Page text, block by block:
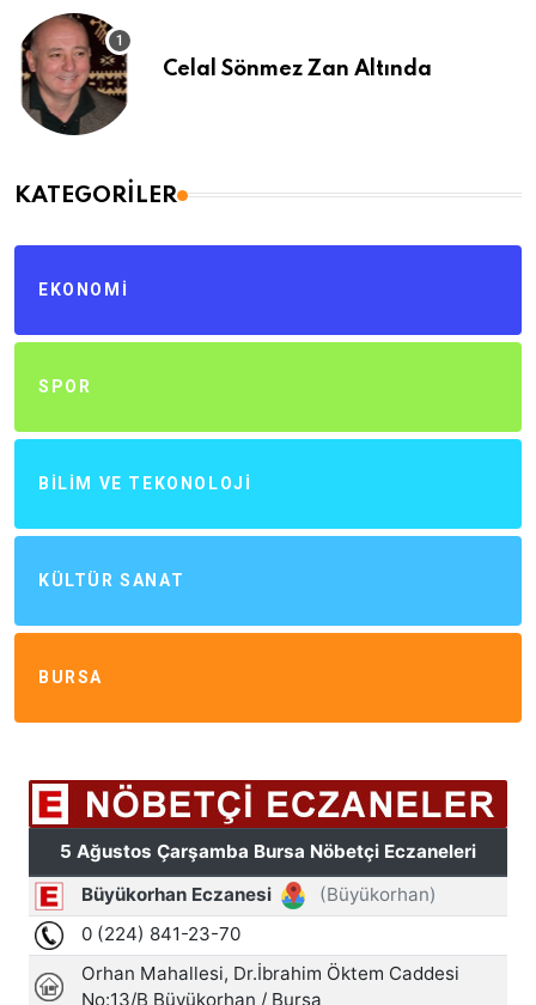
Celal Sönmez Zan Altında
KATEGORILER
EKONOMI
SPOR
BILIM VE TEKONOLOJI
KÜLTÜR SANAT
BURSA